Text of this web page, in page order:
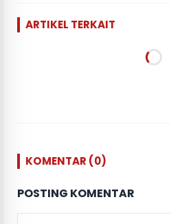
ARTIKEL TERKAIT
KOMENTAR (0)
POSTING KOMENTAR